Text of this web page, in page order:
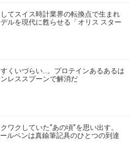
てスイス時計業界の転換点で生まれ
ルを現代に甦らせる「オリス スター
くいづらい…。プロテインあるあるは
レススプーンで解消だ
ワクしていた“あの頃”を思い出す。
ルペンは真鍮筆記具のひとつの到達